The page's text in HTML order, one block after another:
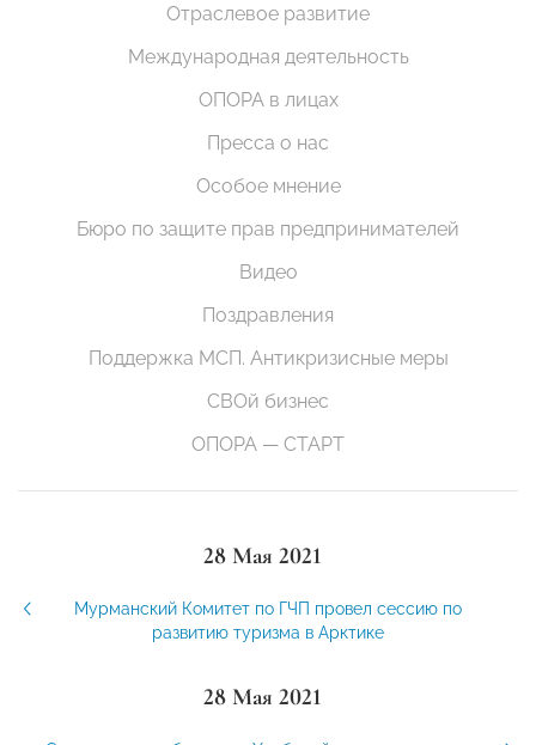
Отраслевое развитие
Международная деятельность
ОПОРА в лицах
Пресса о нас
Особое мнение
Бюро по защите прав предпринимателей
Видео
Поздравления
Поддержка МСП. Антикризисные меры
СВОй бизнес
ОПОРА — СТАРТ
28 Мая 2021
Мурманский Комитет по ГЧП провел сессию по
развитию туризма в Арктике
28 Мая 2021